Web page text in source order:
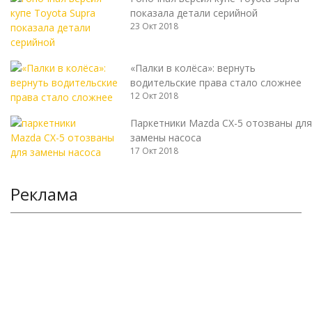
показала детали серийной
23 Окт 2018
«Палки в колёса»: вернуть
водительские права стало сложнее
12 Окт 2018
Паркетники Mazda CX-5 отозваны для
замены насоса
17 Окт 2018
Реклама